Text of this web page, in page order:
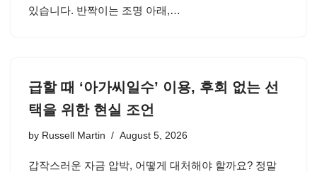
있습니다. 반짝이는 조명 아래,…
급할 때 ‘아가씨일수’ 이용, 후회 없는 선
택을 위한 현실 조언
by Russell Martin August 5, 2026
갑작스러운 자금 압박, 어떻게 대처해야 할까요? 정말